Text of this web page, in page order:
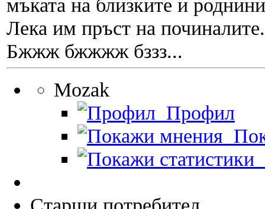
мъката на близките и
Лека им пръст на починалите.
Бжжж бжжжж бззз...
Mozak
Профил